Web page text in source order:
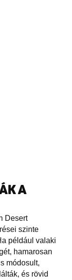
A
Desert
szinte
például valaki
hamarosan
módosult,
és rövid